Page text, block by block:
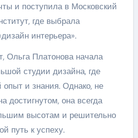
и поступила в Московский
где выбрала
интерьера».
Ольга Платонова начала
студии дизайна, где
и знания. Однако, не
достигнутом, она всегда
высотам и решительно
путь к успеху.